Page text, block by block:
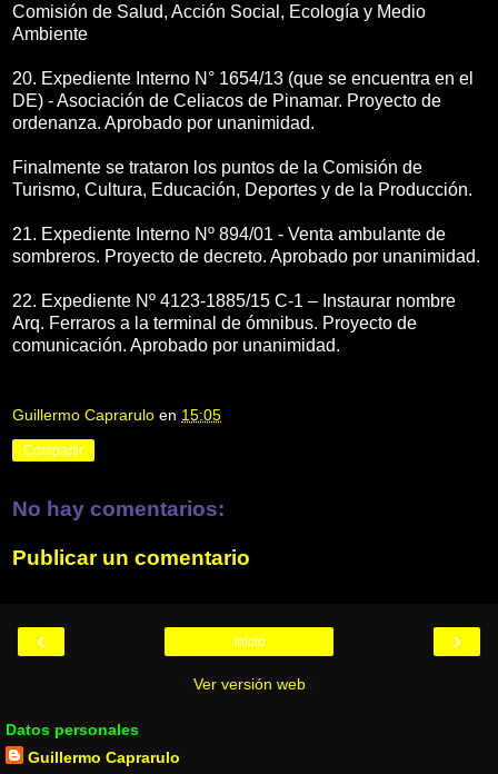
Comisión de Salud, Acción Social, Ecología y Medio
Ambiente
20. Expediente Interno N° 1654/13 (que se encuentra en el
DE) - Asociación de Celiacos de Pinamar. Proyecto de
ordenanza. Aprobado por unanimidad.
Finalmente se trataron los puntos de la Comisión de
Turismo, Cultura, Educación, Deportes y de la Producción.
21. Expediente Interno Nº 894/01 - Venta ambulante de
sombreros. Proyecto de decreto. Aprobado por unanimidad.
22. Expediente Nº 4123-1885/15 C-1 – Instaurar nombre
Arq. Ferraros a la terminal de ómnibus. Proyecto de
comunicación. Aprobado por unanimidad.
Guillermo Caprarulo en 15:05
Compartir
No hay comentarios:
Publicar un comentario
‹ ›
Inicio
Ver versión web
Datos personales
Guillermo Caprarulo